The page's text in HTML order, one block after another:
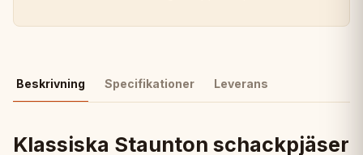
Beskrivning Specifikationer Leverans
Klassiska Staunton schackpjäser